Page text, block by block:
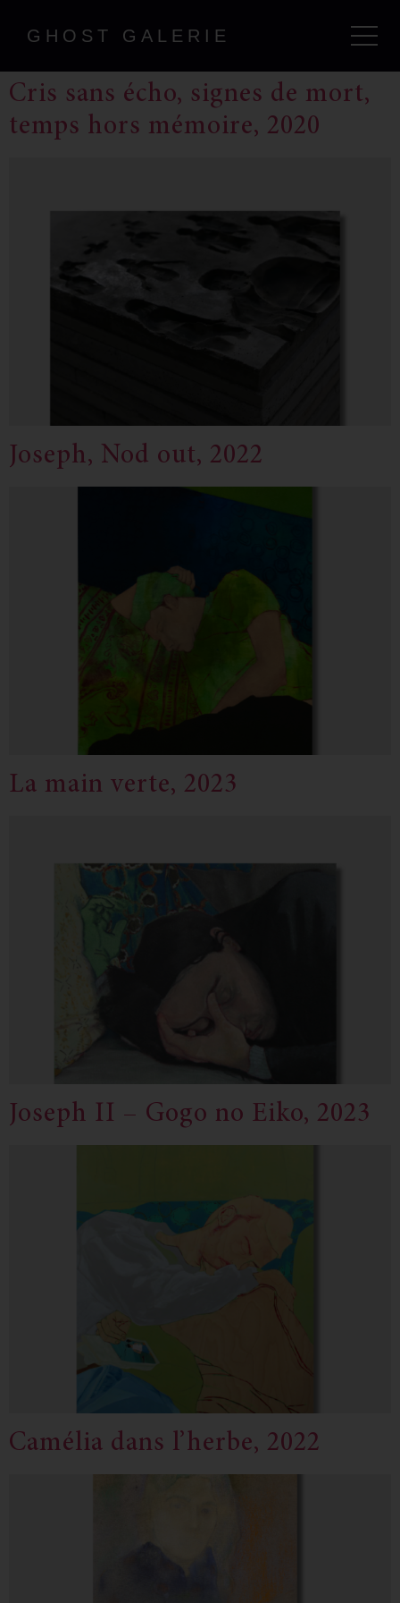
GHOST GALERIE
Cris sans écho, signes de mort,
temps hors mémoire, 2020
Joseph, Nod out, 2022
La main verte, 2023
Joseph II – Gogo no Eiko, 2023
Camélia dans l’herbe, 2022